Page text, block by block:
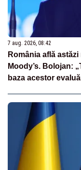
7 aug. 2026, 08:42
România află
Moody’s. Bolojan:
baza acestor